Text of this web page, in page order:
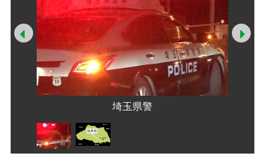
埼玉県警
Prev